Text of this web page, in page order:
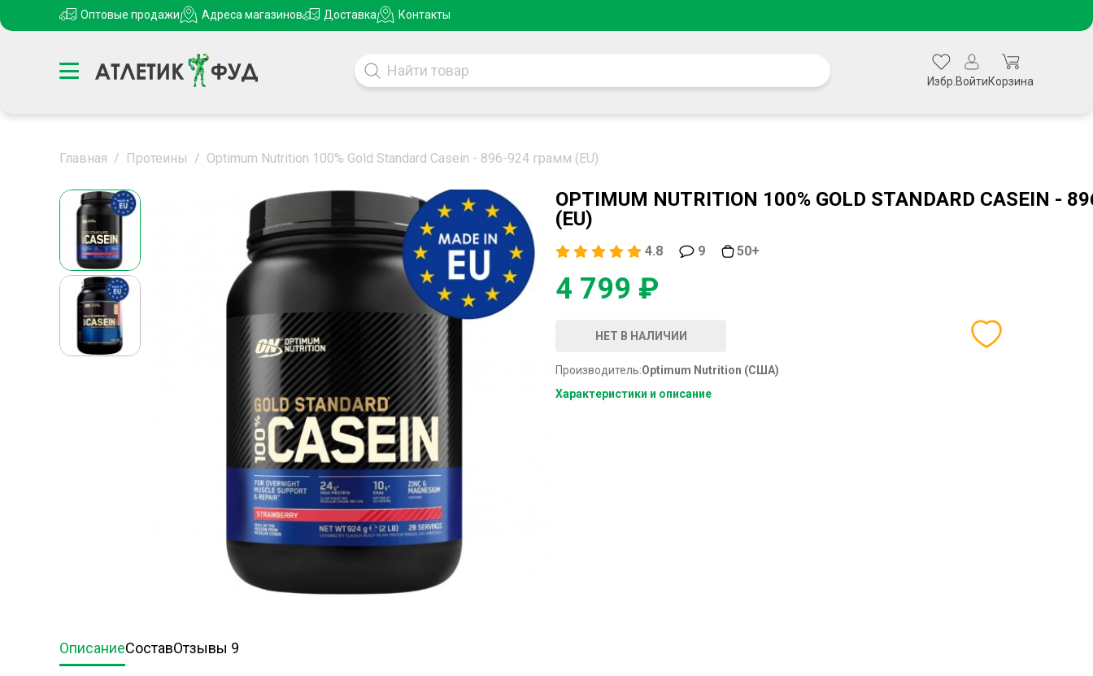
Оптовые продажи Адреса магазинов Доставка Контакты
Избр. ВойтиКорзина
Главная / Протеины / Optimum Nutrition 100% Gold Standard Casein - 896-924 грамм (EU)
OPTIMUM NUTRITION 100% GOLD STANDARD CASEIN -
(EU)
4.8 9 50+
4 799 ₽
НЕТ В НАЛИЧИИ
Производитель:Optimum Nutrition (США)
Характеристики и описание
ОписаниеСоставОтзывы 9